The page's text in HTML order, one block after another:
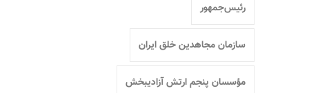
رئیس‌جمهور
سازمان مجاهدین خلق ایران
مؤسسان پنجم ارتش آزادیبخش